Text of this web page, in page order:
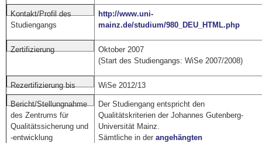
Kontakt/Profil des
Studiengangs
http://www.uni-
mainz.de/studium/980_DEU_HTML.php
Zertifizierung
Oktober 2007
(Start des Studiengangs: WiSe 2007/2008)
Rezertifizierung bis WiSe 2012/13
Bericht/Stellungnahme
des Zentrums für
Qualitätssicherung und
-entwicklung
Der Studiengang entspricht den
Qualitätskriterien der Johannes Gutenberg-
Universität Mainz.
Sämtliche in derangehängten